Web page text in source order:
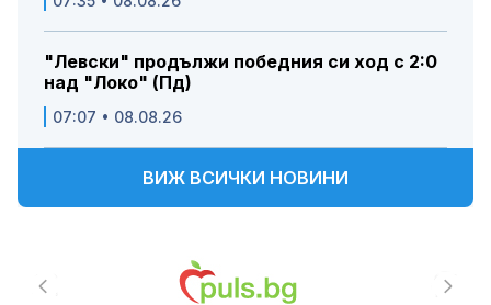
"Левски" продължи победния си ход с 2:0
над "Локо" (Пд)
07:07 • 08.08.26
ВИЖ ВСИЧКИ НОВИНИ